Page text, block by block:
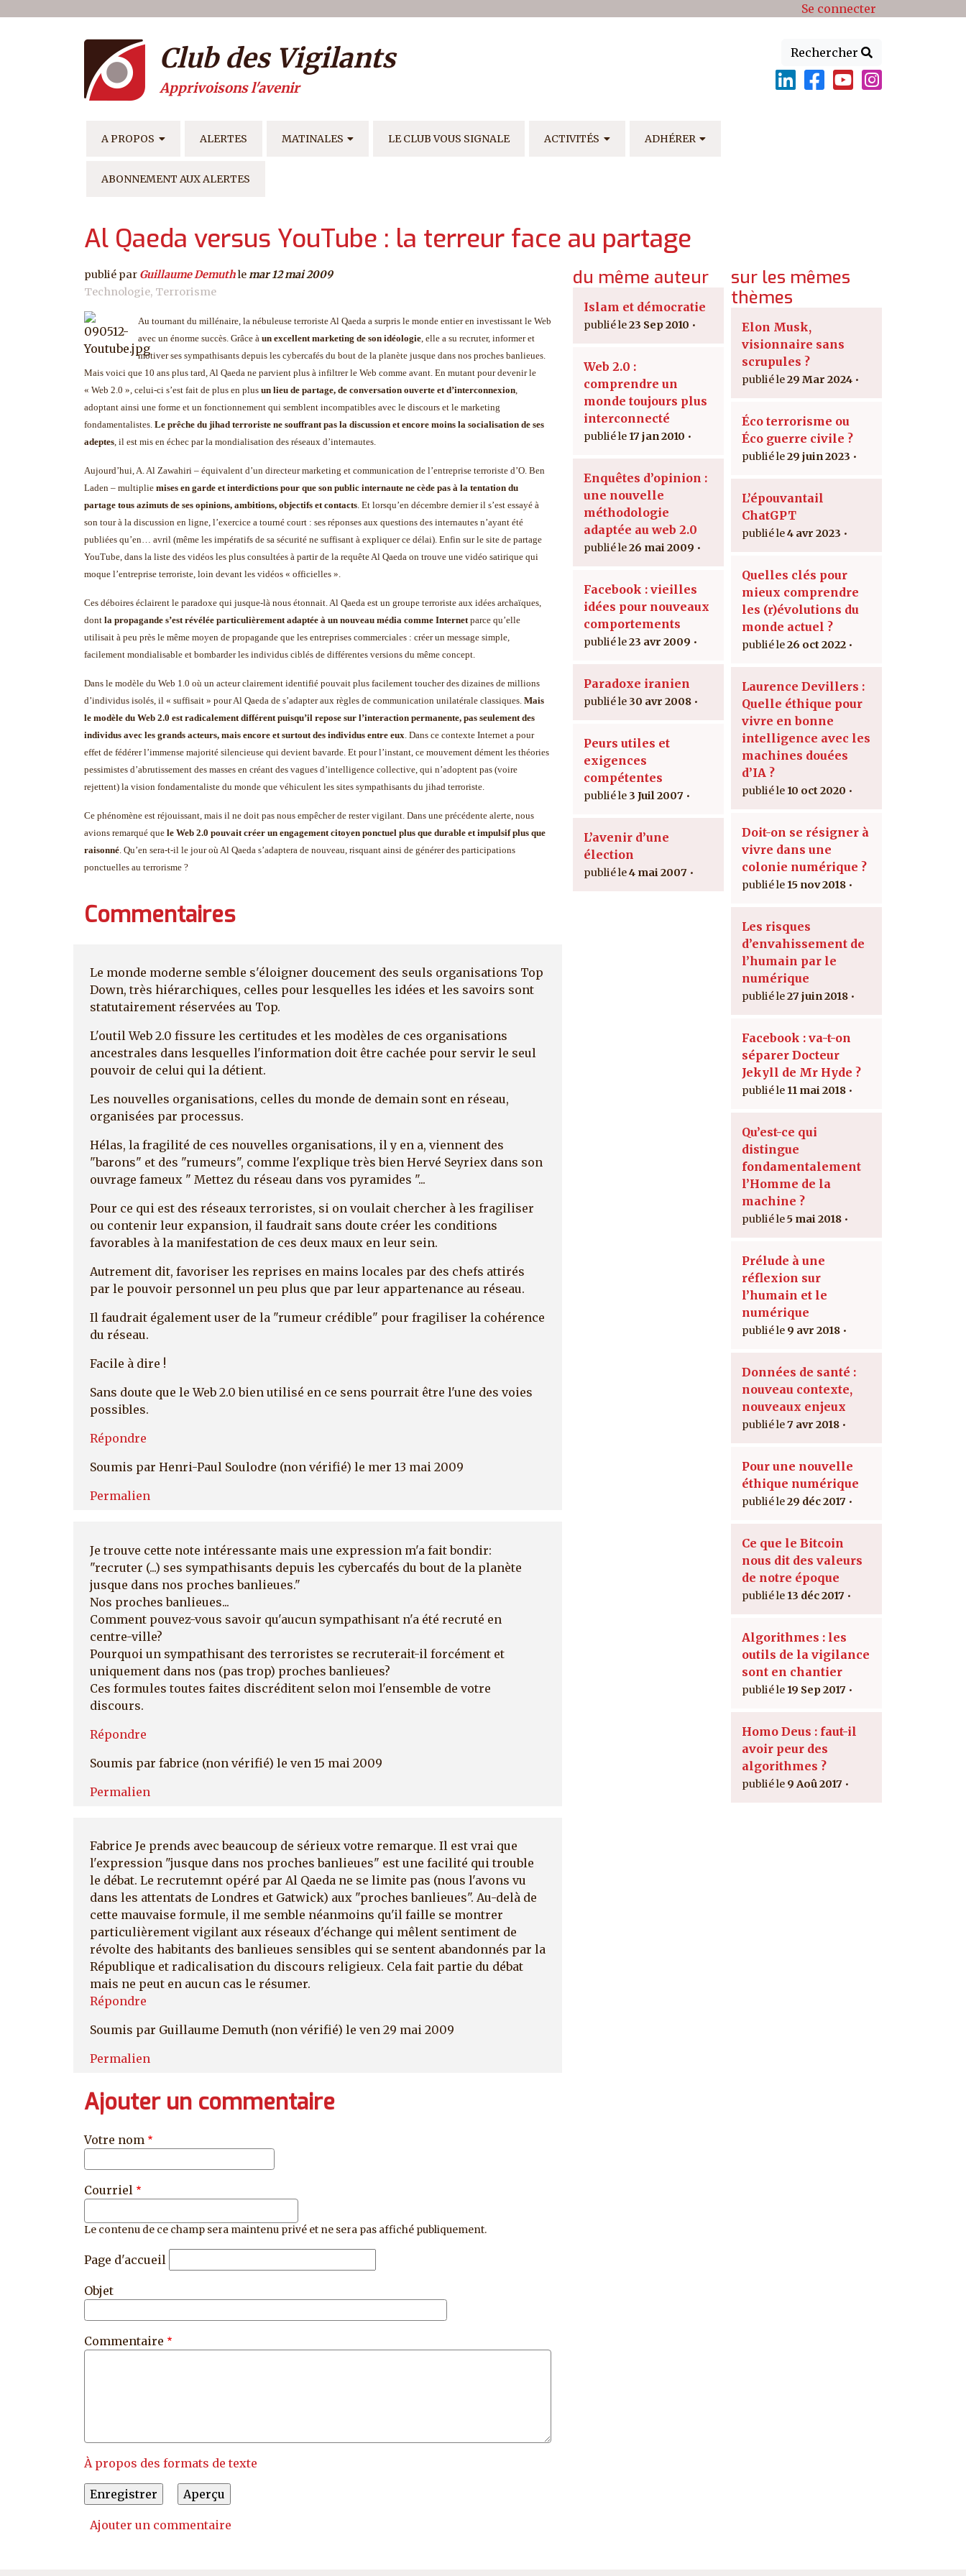
Menu du compte de l'utilisateur Se connecter
Rechercher
Club des Vigilants
Apprivoisons l'avenir
NAVIGATION PRINCIPALE
A PROPOS ALERTES MATINALES LE CLUB VOUS SIGNALE ACTIVITÉS ADHÉRER
ABONNEMENT AUX ALERTES
Al Qaeda versus YouTube : la terreur face au partage
publié par Guillaume Demuthle mar 12 mai 2009
Technologie Terrorisme
Au tournant du millénaire, la nébuleuse terroriste Al Qaeda a surpris le monde entier en investissant le Web
avec un énorme succès. Grâce à un excellent marketing de son idéologie , elle a su recruter, informer et
motiver ses sympathisants depuis les cybercafés du bout de la planète jusque dans nos proches banlieues.
Mais voici que 10 ans plus tard, Al Qaeda ne parvient plus à infiltrer le Web comme avant. En mutant pour devenir le
« Web 2.0 », celui-ci s’est fait de plus en plus un lieu de partage, de conversation ouverte et d’interconnexion
adoptant ainsi une forme et un fonctionnement qui semblent incompatibles avec le discours et le marketing
fondamentalistes. Le prêche du jihad terroriste ne souffrant pas la discussion et encore moins la socialisation de ses
adeptes , il est mis en échec par la mondialisation des réseaux d’internautes.
Aujourd’hui, A. Al Zawahiri – équivalent d’un directeur marketing et communication de l’entreprise terroriste d’O. Ben
Laden – multiplie mises en garde et interdictions pour que son public internaute ne cède pas à la tentation du
partage tous azimuts de ses opinions, ambitions, objectifs et contacts . Et lorsqu’en décembre dernier il s’est essayé à
son tour à la discussion en ligne, l’exercice a tourné court : ses réponses aux questions des internautes n’ayant été
publiées qu’en… avril (même les impératifs de sa sécurité ne suffisant à expliquer ce délai). Enfin sur le site de partage
YouTube, dans la liste des vidéos les plus consultées à partir de la requête Al Qaeda on trouve une vidéo satirique qui
moque l’entreprise terroriste, loin devant les vidéos « officielles ».
Ces déboires éclairent le paradoxe qui jusque-là nous étonnait. Al Qaeda est un groupe terroriste aux idées archaïques,
dont la propagande s’est révélée particulièrement adaptée à un nouveau média comme Internet parce qu’elle
utilisait à peu près le même moyen de propagande que les entreprises commerciales : créer un message simple,
facilement mondialisable et bombarder les individus ciblés de différentes versions du même concept.
Dans le modèle du Web 1.0 où un acteur clairement identifié pouvait plus facilement toucher des dizaines de millions
d’individus isolés, il « suffisait » pour Al Qaeda de s’adapter aux règles de communication unilatérale classiques. Mais
le modèle du Web 2.0 est radicalement différent puisqu’il repose sur l’interaction permanente, pas seulement des
individus avec les grands acteurs, mais encore et surtout des individus entre eux . Dans ce contexte Internet a pour
effet de fédérer l’immense majorité silencieuse qui devient bavarde. Et pour l’instant, ce mouvement dément les théories
pessimistes d’abrutissement des masses en créant des vagues d’intelligence collective, qui n’adoptent pas (voire
rejettent) la vision fondamentaliste du monde que véhiculent les sites sympathisants du jihad terroriste.
Ce phénomène est réjouissant, mais il ne doit pas nous empêcher de rester vigilant. Dans une précédente alerte, nous
avions remarqué que le Web 2.0 pouvait créer un engagement citoyen ponctuel plus que durable et impulsif plus que
raisonné . Qu’en sera-t-il le jour où Al Qaeda s’adaptera de nouveau, risquant ainsi de générer des participations
ponctuelles au terrorisme ?
Commentaires
Le monde moderne semble s'éloigner doucement des seuls organisations Top
Down, très hiérarchiques, celles pour lesquelles les idées et les savoirs sont
statutairement réservées au Top.
L'outil Web 2.0 fissure les certitudes et les modèles de ces organisations
ancestrales dans lesquelles l'information doit être cachée pour servir le seul
pouvoir de celui qui la détient.
Les nouvelles organisations, celles du monde de demain sont en réseau,
organisées par processus.
Hélas, la fragilité de ces nouvelles organisations, il y en a, viennent des
"barons" et des "rumeurs", comme l'explique très bien Hervé Seyriex dans son
ouvrage fameux " Mettez du réseau dans vos pyramides "...
Pour ce qui est des réseaux terroristes, si on voulait chercher à les fragiliser
ou contenir leur expansion, il faudrait sans doute créer les conditions
favorables à la manifestation de ces deux maux en leur sein.
Autrement dit, favoriser les reprises en mains locales par des chefs attirés
par le pouvoir personnel un peu plus que par leur appartenance au réseau.
Il faudrait également user de la "rumeur crédible" pour fragiliser la cohérence
du réseau.
Facile à dire !
Sans doute que le Web 2.0 bien utilisé en ce sens pourrait être l'une des voies
possibles.
Répondre
Soumis par Henri-Paul Soulodre (non vérifié) le mer 13 mai 2009
Permalien
Je trouve cette note intéressante mais une expression m'a fait bondir:
"recruter (...) ses sympathisants depuis les cybercafés du bout de la planète
jusque dans nos proches banlieues."
Nos proches banlieues...
Comment pouvez-vous savoir qu'aucun sympathisant n'a été recruté en
centre-ville?
Pourquoi un sympathisant des terroristes se recruterait-il forcément et
uniquement dans nos (pas trop) proches banlieues?
Ces formules toutes faites discréditent selon moi l'ensemble de votre
discours.
Répondre
Soumis par fabrice (non vérifié) le ven 15 mai 2009
Permalien
Fabrice Je prends avec beaucoup de sérieux votre remarque. Il est vrai que
l'expression "jusque dans nos proches banlieues" est une facilité qui trouble
le débat. Le recrutemnt opéré par Al Qaeda ne se limite pas (nous l'avons vu
dans les attentats de Londres et Gatwick) aux "proches banlieues". Au-delà de
cette mauvaise formule, il me semble néanmoins qu'il faille se montrer
particulièrement vigilant aux réseaux d'échange qui mêlent sentiment de
révolte des habitants des banlieues sensibles qui se sentent abandonnés par la
République et radicalisation du discours religieux. Cela fait partie du débat
mais ne peut en aucun cas le résumer.
Répondre
Soumis par Guillaume Demuth (non vérifié) le ven 29 mai 2009
Permalien
Ajouter un commentaire
Votre nom
Courriel
Le contenu de ce champ sera maintenu privé et ne sera pas affiché publiquement.
Page d'accueil
Objet
Commentaire
À propos des formats de texte
Ajouter un commentaire
du même auteur
Islam et démocratie
23 Sep 2010
Web 2.0 :
comprendre un
monde toujours plus
interconnecté
17 jan 2010
Enquêtes d’opinion :
une nouvelle
méthodologie
adaptée au web 2.0
26 mai 2009
Facebook : vieilles
idées pour nouveaux
comportements
23 avr 2009
Paradoxe iranien
30 avr 2008
Peurs utiles et
exigences
compétentes
3 Juil 2007
L’avenir d’une
élection
4 mai 2007
sur les mêmes
thèmes
Elon Musk,
visionnaire sans
scrupules ?
29 Mar 2024
Éco terrorisme ou
Éco guerre civile ?
29 juin 2023
L’épouvantail
ChatGPT
4 avr 2023
Quelles clés pour
mieux comprendre
les (r)évolutions du
monde actuel ?
26 oct 2022
Laurence Devillers :
Quelle éthique pour
vivre en bonne
intelligence avec les
machines douées
d’IA ?
10 oct 2020
Doit-on se résigner à
vivre dans une
colonie numérique ?
15 nov 2018
Les risques
d’envahissement de
l’humain par le
numérique
27 juin 2018
Facebook : va-t-on
séparer Docteur
Jekyll de Mr Hyde ?
11 mai 2018
Qu’est-ce qui
distingue
fondamentalement
l’Homme de la
machine ?
5 mai 2018
Prélude à une
réflexion sur
l’humain et le
numérique
9 avr 2018
Données de santé :
nouveau contexte,
nouveaux enjeux
7 avr 2018
Pour une nouvelle
éthique numérique
29 déc 2017
Ce que le Bitcoin
nous dit des valeurs
de notre époque
13 déc 2017
Algorithmes : les
outils de la vigilance
sont en chantier
19 Sep 2017
Homo Deus : faut-il
avoir peur des
algorithmes ?
9 Aoû 2017